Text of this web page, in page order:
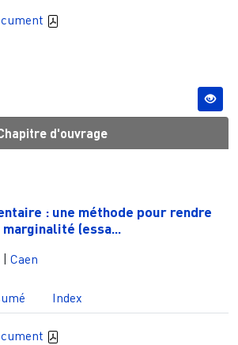
d'ouvrage
: une méthode pour rendre
(essa...
Caen
Index